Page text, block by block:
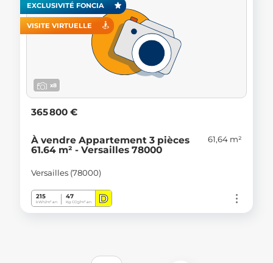
EXCLUSIVITÉ FONCIA
VISITE VIRTUELLE
x8
365 800 €
À vendre Appartement 3 pièces
61.64 m² - Versailles 78000
61,64 m²
Versailles (78000)
215
kWh/m².an
47
Kg CO2/m².an D